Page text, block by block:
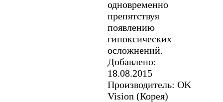
одновременно
препятствуя
появлению
гипоксических
осложнений.
Добавлено:
18.08.2015
Производитель: OK
Vision (Корея)